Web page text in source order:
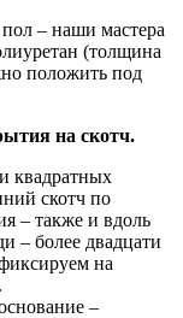
– наши мастера
(толщина
положить под
на скотч.
квадратных
скотч по
– также и вдоль
– более двадцати
на
–